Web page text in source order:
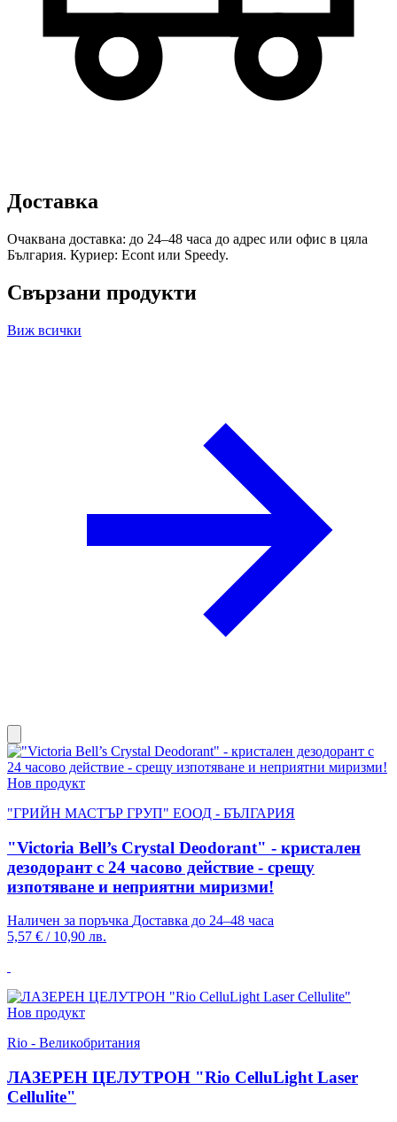
Доставка
Очаквана доставка: до 24–48 часа до адрес или офис в цяла
България. Куриер: Econt или Speedy.
Свързани продукти
Виж всички
Нов продукт
"ГРИЙН МАСТЪР ГРУП" ЕООД - БЪЛГАРИЯ
"Victoria Bell’s Crystal Deodorant" - кристален
дезодорант с 24 часово действие - срещу
изпотяване и неприятни миризми!
Наличен за поръчка Доставка до 24–48 часа
5,57 € / 10,90 лв.
Нов продукт
Rio - Великобритания
ЛАЗЕРЕН ЦЕЛУТРОН "Rio CelluLight Laser
Cellulite"